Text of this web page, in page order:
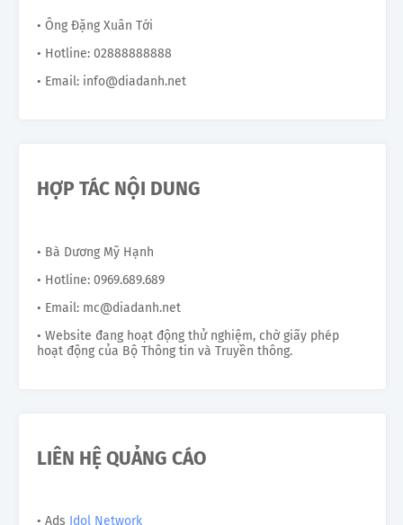
• Ông Đặng Xuân Tới
• Hotline: 02888888888
• Email: info@diadanh.net
HỢP TÁC NỘI DUNG
• Bà Dương Mỹ Hạnh
• Hotline: 0969.689.689
• Email: mc@diadanh.net
• Website đang hoạt động thử nghiệm, chờ giấy phép
hoạt động của Bộ Thông tin và Truyền thông.
LIÊN HỆ QUẢNG CÁO
• Ads Idol Network